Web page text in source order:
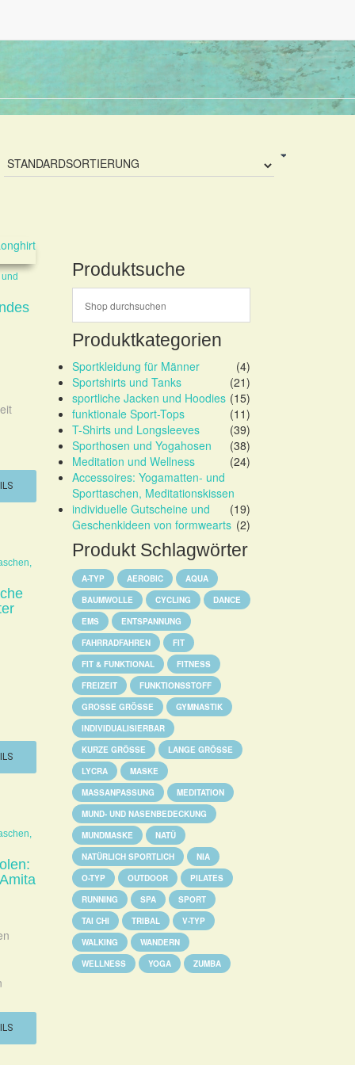
Produktsuche
Produktkategorien
Sportkleidung für Männer
(4)
Sportshirts und Tanks
(21)
sportliche Jacken und Hoodies (15)
funktionale Sport-Tops
(11)
T-Shirts und Longsleeves
(39)
Sporthosen und Yogahosen
(38)
Meditation und Wellness
(24)
Accessoires: Yogamatten- und
Sporttaschen, Meditationskissen
(19)
individuelle Gutscheine und
Geschenkideen von formwearts (2)
Produkt Schlagwörter
A-TYP AEROBIC
AQUA
BAUMWOLLE
CYCLING
DANCE
EMS
ENTSPANNUNG
FAHRRADFAHREN
FIT
FIT & FUNKTIONAL
FITNESS
FREIZEIT
FUNKTIONSSTOFF
GROSSE GRÖSSE
GYMNASTIK
INDIVIDUALISIERBAR
KURZE GRÖSSE
LANGE GRÖSSE
LYCRA
MASKE
MASSANPASSUNG
MEDITATION
MUND- UND NASENBEDECKUNG
MUNDMASKE
NATÜ
NATÜRLICH SPORTLICH
NIA
O-TYP
OUTDOOR
PILATES
RUNNING
SPA
SPORT
TAI CHI
TRIBAL
V-TYP
WALKING
WANDERN
WELLNESS
YOGA ZUMBA